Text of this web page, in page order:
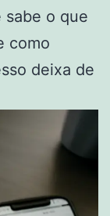
sabe o que
como
deixa de